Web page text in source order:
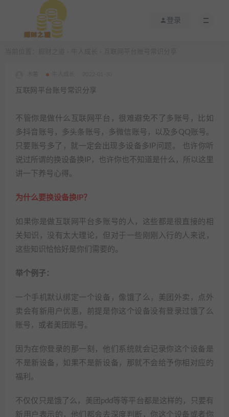
登录
互联网平台账号常识分享
不管你是做什么互联网平台，很难避免不了多账号，比如
多抖音账号，多头条账号，多微信账号，以及多QQ账号。
只要账号多了，就一定会出现多设备多IP问题。 也许你听
说过所谓的换设备换IP，也许你也不知道是什么，所以这里
讲一下养号心得。
为什么要换设备换IP？
如果你是做互联网平台多账号的人，这些都是很直接的相
关知识，没有太大理论，但对于一些刚刚入行的人来说，
这些知识恰恰好是你们需要的。
举个例子：
一个手机默认绑定一个设备，像饿了么，美团外卖，点外
卖会有新用户优惠，前提是你这个设备没有登录过饿了么
账号，或者美团账号。
因为在你登录的那一刻，他们系统就会记录你这个设备是
不是新设备，如果不是新设备，那就不会给予你相对应的
福利。
不仅仅只是饿了么，美团pdd等等平台都是这样的，只要有
新用户表示的，他们都会去深度判断，你这个设备或者你